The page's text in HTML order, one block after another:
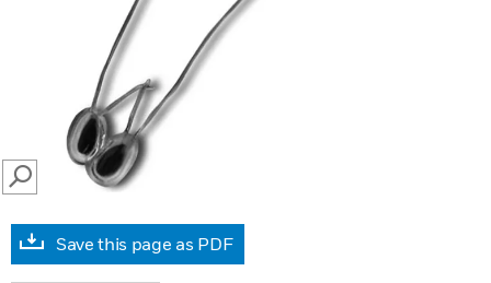
SEARCH
Save this page as PDF